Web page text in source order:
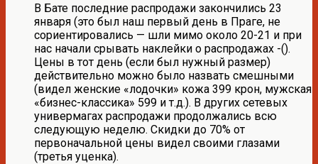
В Бате последние распродажи закончились 23
января (это был наш первый день в Праге, не
сориентировались — шли мимо около 20-21 и при
нас начали срывать наклейки о распродажах -().
Цены в тот день (если был нужный размер)
действительно можно было назвать смешными
(видел женские «лодочки» кожа 399 крон, мужская
«бизнес-классика» 599 и т.д.). В других сетевых
универмагах распродажи продолжались всю
следующую неделю. Скидки до 70% от
первоначальной цены видел своими глазами
(третья уценка).